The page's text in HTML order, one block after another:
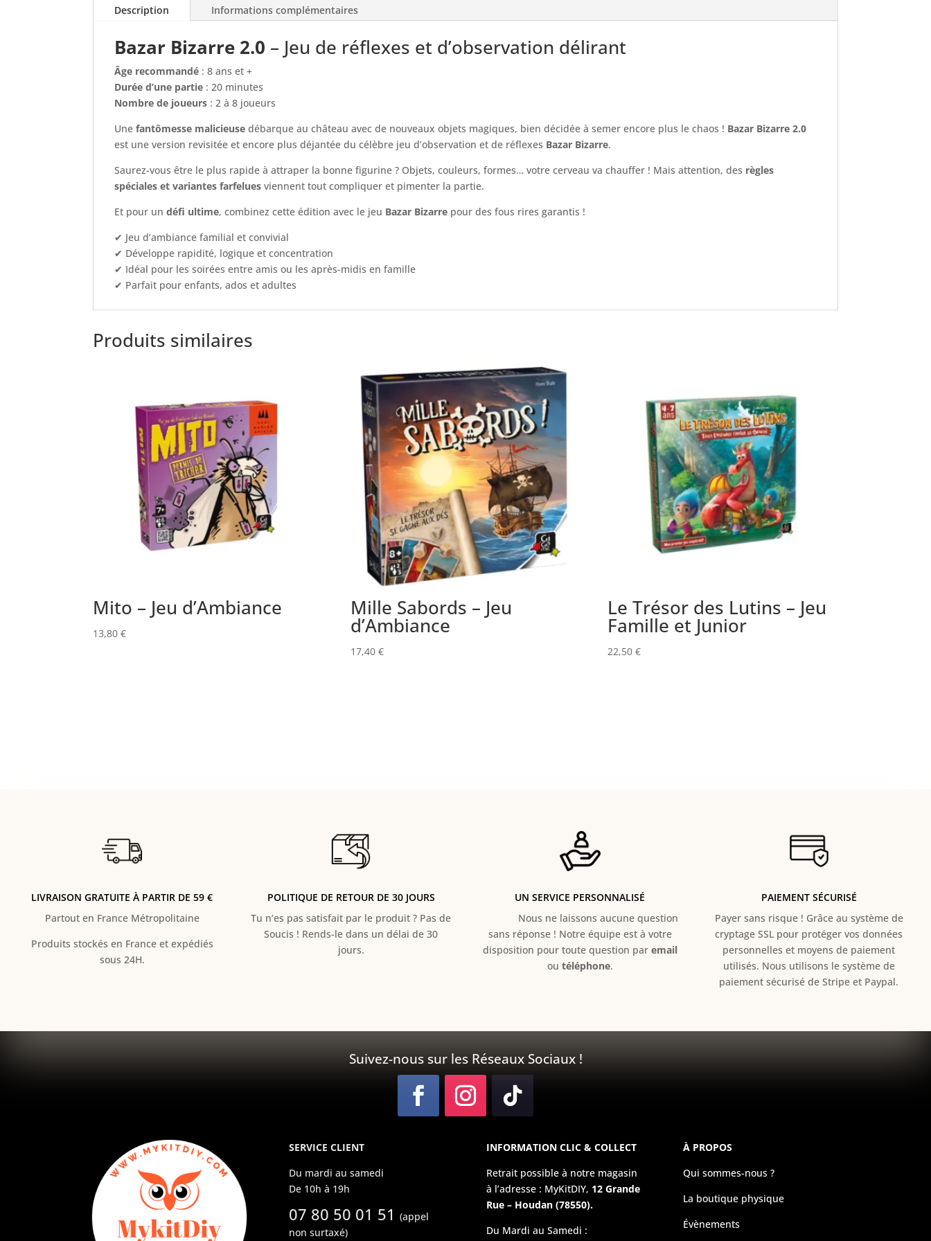
Description Informations complémentaires
Bazar Bizarre 2.0 – Jeu de réflexes et d’observation délirant
Âge recommandé : 8 ans et +
Durée d’une partie : 20 minutes
Nombre de joueurs : 2 à 8 joueurs
Unefantômesse malicieuse débarque au château avec de nouveaux objets magiques, bien décidée à semer encore plus le chaos ! Bazar Bizarre 2.0
est une version revisitée et encore plus déjantée du célèbre jeu d’observation et de réflexes Bazar Bizarre.
Saurez-vous être le plus rapide à attraper la bonne figurine ? Objets, couleurs, formes… votre cerveau va chauffer ! Mais attention, des règles
spéciales et variantes farfelues viennent tout compliquer et pimenter la partie.
Et pour undéfi ultime, combinez cette édition avec le jeu Bazar Bizarre pour des fous rires garantis !
✔ Jeu d’ambiance familial et convivial
✔ Développe rapidité, logique et concentration
✔ Idéal pour les soirées entre amis ou les après-midis en famille
✔ Parfait pour enfants, ados et adultes
Produits similaires
Mito – Jeu d’Ambiance
13,80€
Mille Sabords – Jeu
d’Ambiance
17,40 €
Le Trésor des Lutins – Jeu
Famille et Junior
22,50€
LIVRAISON GRATUITE À PARTIR DE 59 €
Partout en France Métropolitaine
Produits stockés en France et expédiés
sous 24H.
POLITIQUE DE RETOUR DE 30 JOURS
Tu n’es pas satisfait par le produit ? Pas de
Soucis ! Rends-le dans un délai de 30
jours.
UN SERVICE PERSONNALISÉ
Nous ne laissons aucune question
sans réponse ! Notre équipe est à votre
disposition pour toute question par email
ou téléphone.
PAIEMENT SÉCURISÉ
Payer sans risque ! Grâce au système de
cryptage SSL pour protéger vos données
personnelles et moyens de paiement
utilisés. Nous utilisons le système de
paiement sécurisé de Stripe et Paypal.
Suivez-nous sur les Réseaux Sociaux !
SERVICE CLIENT
Du mardi au samedi
De 10h à 19h
07 80 50 01 51 (appel
non surtaxé)
INFORMATION CLIC & COLLECT
Retrait possible à notre magasin
à l’adresse : MyKitDIY, 12 Grande
Rue – Houdan (78550).
Du Mardi au Samedi :
À PROPOS
Qui sommes-nous ?
La boutique physique
Évènements